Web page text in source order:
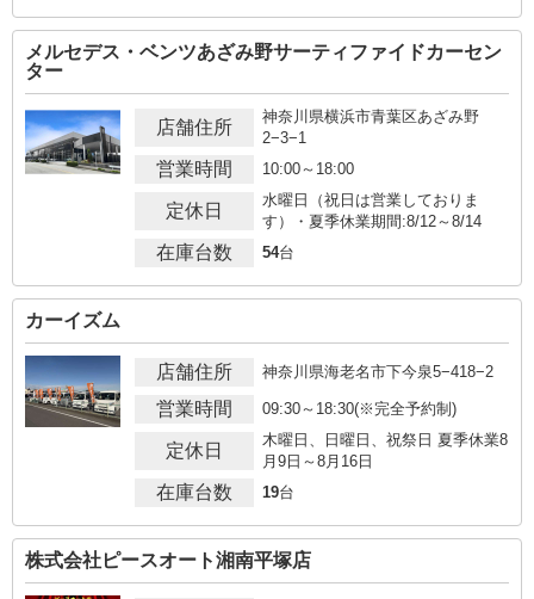
メルセデス・ベンツあざみ野サーティファイドカーセン
ター
店舗住所
神奈川県横浜市青葉区あざみ野
2−3−1
営業時間 10:00～18:00
定休日
水曜日（祝日は営業しておりま
す）・夏季休業期間:8/12～8/14
在庫台数 54台
カーイズム
店舗住所 神奈川県海老名市下今泉5−418−2
営業時間 09:30～18:30(※完全予約制)
定休日
木曜日、日曜日、祝祭日 夏季休業8
月9日～8月16日
在庫台数 19台
株式会社ピースオート湘南平塚店